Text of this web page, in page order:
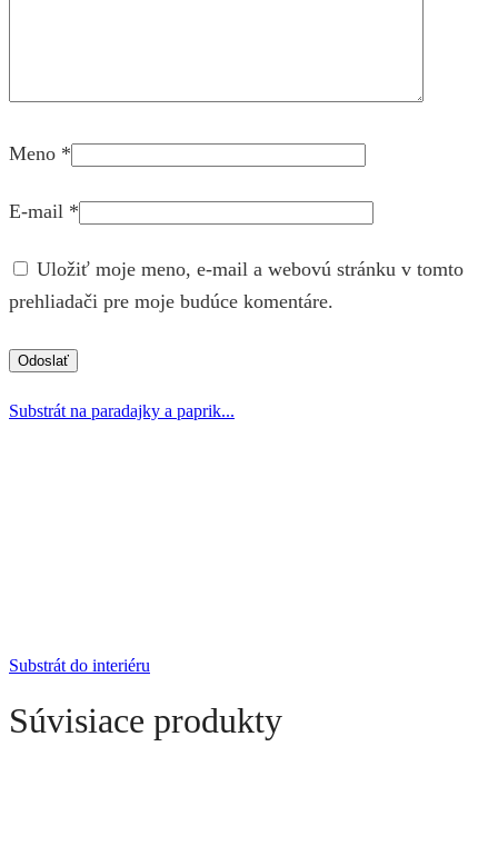
Meno *
E-mail *
Uložiť moje meno, e-mail a webovú stránku v tomto
prehliadači pre moje budúce komentáre.
Substrát na paradajky a paprik...
Substrát do interiéru
Súvisiace produkty